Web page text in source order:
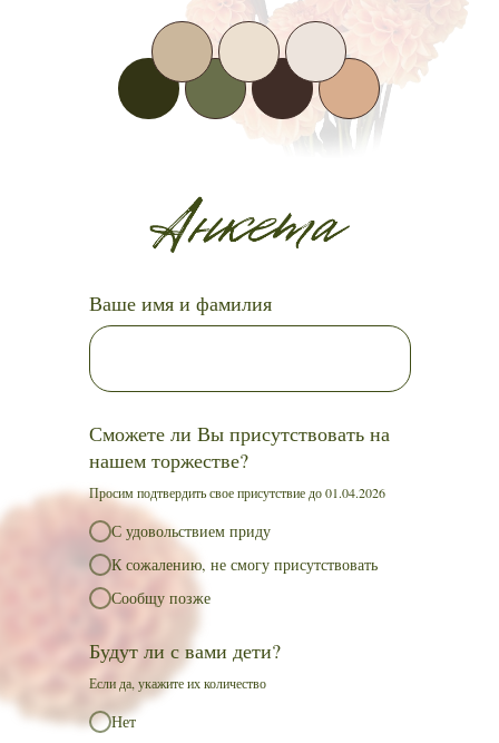
Ваше имя и фамилия
Сможете ли Вы присутствовать на
нашем торжестве?
Просим подтвердить свое присутствие до 01.04.2026
С удовольствием приду
К сожалению, не смогу присутствовать
Сообщу позже
Будут ли с вами дети?
Если да, укажите их количество
Нет